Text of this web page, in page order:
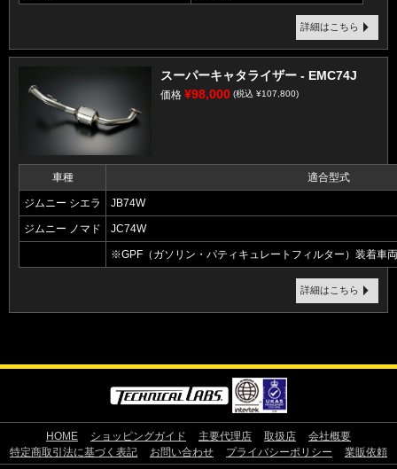
詳細はこちら
スーパーキャタライザー - EMC74J
価格 ¥98,000 (税込 ¥107,800)
車種 適合型式
ジムニー シエラ JB74W
ジムニー ノマド JC74W
※GPF（ガソリン・パティキュレートフィルター）装着車
詳細はこちら
HOME ショッピングガイド 主要代理店 取扱店
会社概要
特定商取引法に基づく表記
お問い合わせ プライバシーポリシー 業販依頼